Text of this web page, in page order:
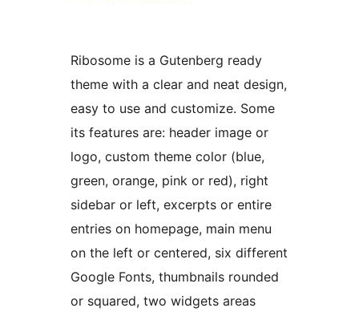
Ribosome is a Gutenberg ready
theme with a clear and neat design,
easy to use and customize. Some
its features are: header image or
logo, custom theme color (blue,
green, orange, pink or red), right
sidebar or left, excerpts or entire
entries on homepage, main menu
on the left or centered, six different
Google Fonts, thumbnails rounded
or squared, two widgets areas